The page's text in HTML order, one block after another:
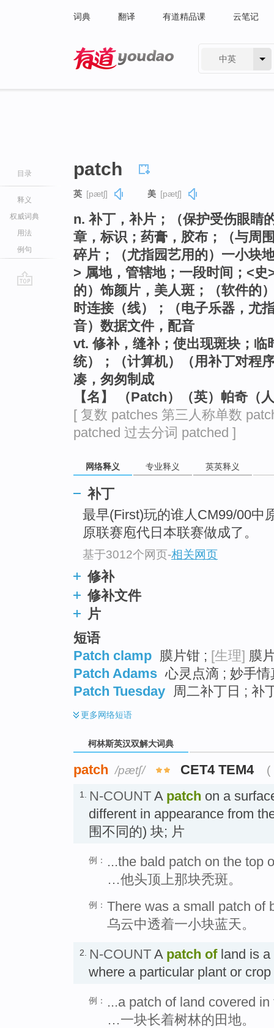
词典 翻译 有道精品课 云笔记
中英
目录
释义
权威词典
用法
例句
patch
英 [pætʃ] 美 [pætʃ]
n. 补丁，补片；（保护受伤眼睛
章，标识；药膏，胶布；（与周
碎片；（尤指园艺用的）一小块
> 属地，管辖地；一段时间；<
的）饰颜片，美人斑；（软件的
时连接（线）；（电子乐器，尤
音）数据文件，配音
vt. 修补，缝补；使出现斑块；临
统）；（计算机）（用补丁对程
凑，匆匆制成
【名】 （Patch）（英）帕奇（
[ 复数 patches 第三人称单数
patched 过去分词 patched ]
网络释义 专业释义 英英释义
补丁
最早(First)玩的谁人CM99/00中
原联赛庖代日本联赛做成了。
基于3012个网页-相关网页
修补
修补文件
片
短语
Patch clamp 膜片钳 ; [生理] 膜
Patch Adams 心灵点滴 ; 妙手
Patch Tuesday
周二补丁日 ; 补
更多网络短语
柯林斯英汉双解大词典
patch /pætʃ/ CET4 TEM4 (
1. N-COUNT A patch on a
different in appearance from
围不同的) 块; 片
例：
...the bald patch on the top
…他头顶上那块秃斑。
例： There was a small patch of
乌云中透着一小块蓝天。
2. N-COUNT A patch ofland is a
where a particular plant or
例：
...a patch of land covered in
…一块长着树林的田地。